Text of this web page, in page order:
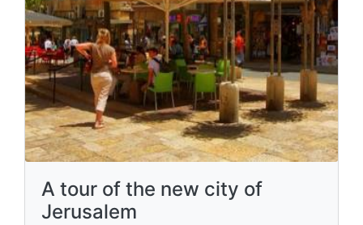
A tour of the new city of
Jerusalem